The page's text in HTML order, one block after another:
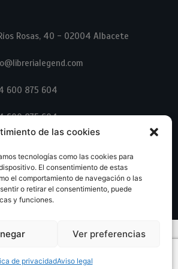
de las cookies
tecnologías como las cookies para
El consentimiento de estas
el comportamiento de navegación o las
o retirar el consentimiento, puede
y funciones.
Ver preferencias
de privacidadAviso legal
Rosas, 40 - 02004 Albacete
600 875 604
600 875 604